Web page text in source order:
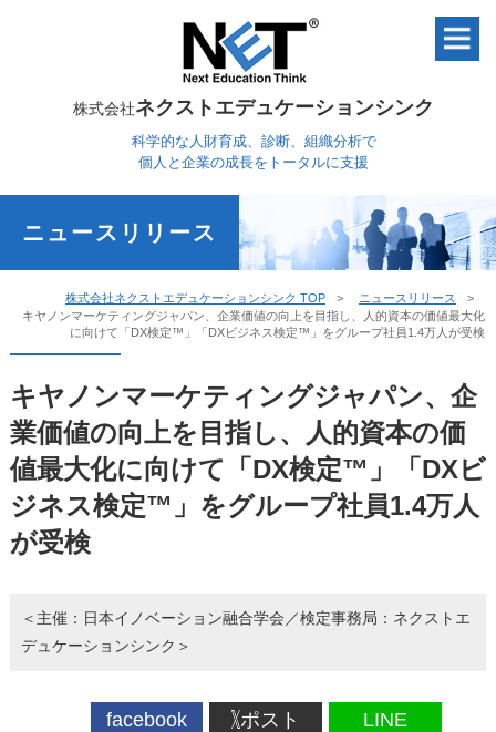
株式会社ネクストエデュケーションシンク
科学的な人財育成、診断、組織分析で
個人と企業の成長をトータルに支援
ニュースリリース
株式会社ネクストエデュケーションシンク TOP
ニュースリリース
キヤノンマーケティングジャパン、企業価値の向上を目指し、人的資本の価値最大化
に向けて「DX検定™」「DXビジネス検定™」をグループ社員1.4万人が受検
キヤノンマーケティングジャパン、企
業価値の向上を目指し、人的資本の価
値最大化に向けて「DX検定™」「DXビ
ジネス検定™」をグループ社員1.4万人
が受検
＜主催：日本イノベーション融合学会／検定事務局：ネクストエ
デュケーションシンク＞
facebook ポスト LINE